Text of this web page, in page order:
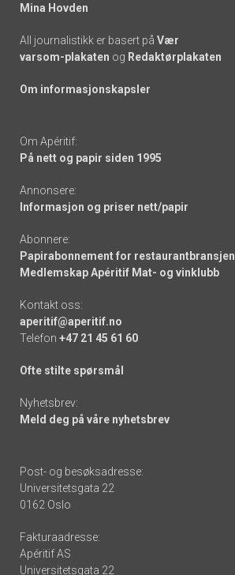
Mina Hovden
All journalistikk er basert på Vær
varsom-plakaten og Redaktørplakaten
Om informasjonskapsler
Om Apéritif:
På nett og papir siden 1995
Annonsere:
Informasjon og priser nett/papir
Abonnere:
Papirabonnement for restaurantbransjen
Medlemskap Apéritif Mat- og vinklubb
Kontakt oss:
aperitif@aperitif.no
Telefon +47 21 45 61 60
Ofte stilte spørsmål
Nyhetsbrev:
Meld deg på våre nyhetsbrev
Post- og besøksadresse:
Universitetsgata 22
0162 Oslo
Fakturaadresse:
Apéritif AS
Universitetsgata 22